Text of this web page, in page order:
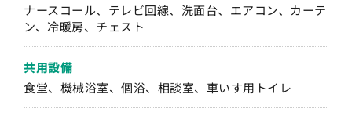
ナースコール、テレビ回線、洗面台、エアコン、カーテ
ン、冷暖房、チェスト
共用設備
食堂、機械浴室、個浴、相談室、車いす用トイレ